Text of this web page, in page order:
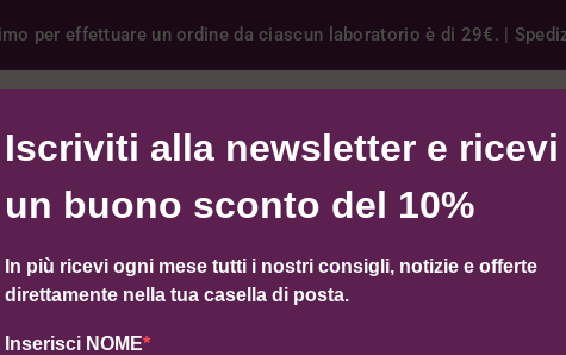
Iscriviti alla newsletter e ricevi
un buono sconto del 10%
In più ricevi ogni mese tutti i nostri consigli, notizie e offerte
direttamente nella tua casella di posta.
Inserisci NOME
per effettuare un ordine da ciascun laboratorio è di 29€. |
trovato nessun prodotto che corrisponde alla tua selezione.